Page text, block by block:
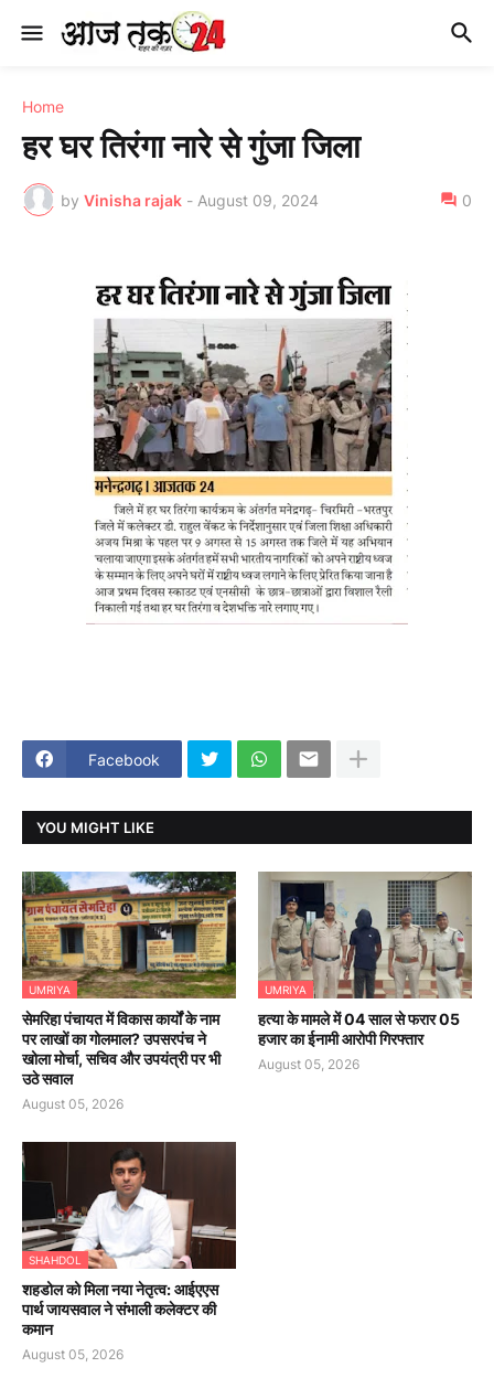
Home
हर घर तिरंगा नारे से गुंजा जिला
by Vinisha rajak - August 09, 2024 0
Facebook
YOU MIGHT LIKE
UMRIYA
सेमरिहा पंचायत में विकास कार्यों के नाम
पर लाखों का गोलमाल? उपसरपंच ने
खोला मोर्चा, सचिव और उपयंत्री पर भी
उठे सवाल
August 05, 2026
UMRIYA
हत्या के मामले में 04 साल से फरार 05
हजार का ईनामी आरोपी गिरफ्तार
August 05, 2026
SHAHDOL
शहडोल को मिला नया नेतृत्व: आईएएस
पार्थ जायसवाल ने संभाली कलेक्टर की
कमान
August 05, 2026